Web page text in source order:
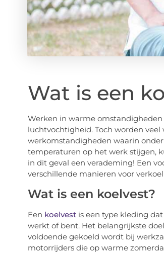
Wat is een
Werken in warme omstandigheden
luchtvochtigheid. Toch worden
werkomstandigheden waarin
temperaturen op het werk stijgen,
in dit geval een verademing! Een
verschillende manieren voor
Wat is een koelvest?
Een koelvestis een type kleding
werkt of bent. Het belangrijkste
voldoende gekoeld wordt bij
motorrijders die op warme